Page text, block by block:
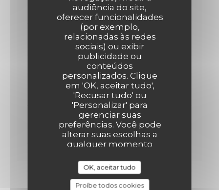
audiência do site,
oferecer funcionalidades
(por exemplo,
relacionadas às redes
sociais) ou exibir
publicidade ou
conteúdos
personalizados. Clique
em 'OK, aceitar tudo',
'Recusar tudo' ou
'Personalizar' para
gerenciar suas
preferências. Você pode
alterar suas escolhas a
qualquer momento
cookie no canto inferior
esquerdo das páginas do
site.
OK, aceitar tudo
Proíbe todos cookies
26,00 EUR
Formule du Midi
Servi le midi du Mardi au Vendredi
ENTRÉE + PLAT+ DESSERT
19,00 EUR
ENTRÉE +PLAT OU PLAT+DESSERT
17,00 EUR